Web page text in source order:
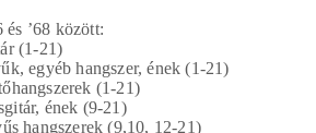
és ’68 között:
(1-21)
egyéb hangszer, ének (1-21)
(1-21)
ének (9-21)
hangszerek (9,10, 12-21)